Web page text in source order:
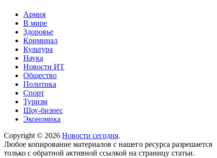
Армия
В мире
Здоровье
Криминал
Культура
Наука
Новости ИТ
Общество
Политика
Спорт
Туризм
Шоу-бизнес
Экономика
Copyright © 2026 Новости сегодня.
Любое копирование материалов с нашего ресурса разрешается
только с обратной активной ссылкой на страницу статьи.